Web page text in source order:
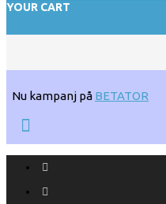
YOUR CART
Nu kampanj på BETATOR